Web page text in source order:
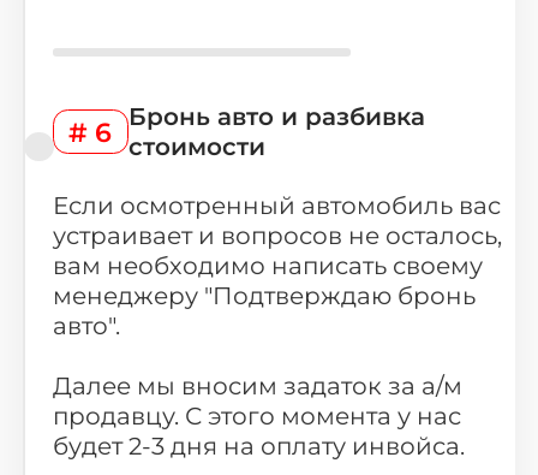
# 6 Бронь авто и разбивка
стоимости
Если осмотренный автомобиль вас
устраивает и вопросов не осталось,
вам необходимо написать своему
менеджеру "Подтверждаю бронь
авто".
Далее мы вносим задаток за а/м
продавцу. С этого момента у нас
будет 2-3 дня на оплату инвойса.
Выберитесвой город
Москва
Санкт-Петербург
Новосибирск
Казань
Красноярск
Нижний Новгород
Челябинск